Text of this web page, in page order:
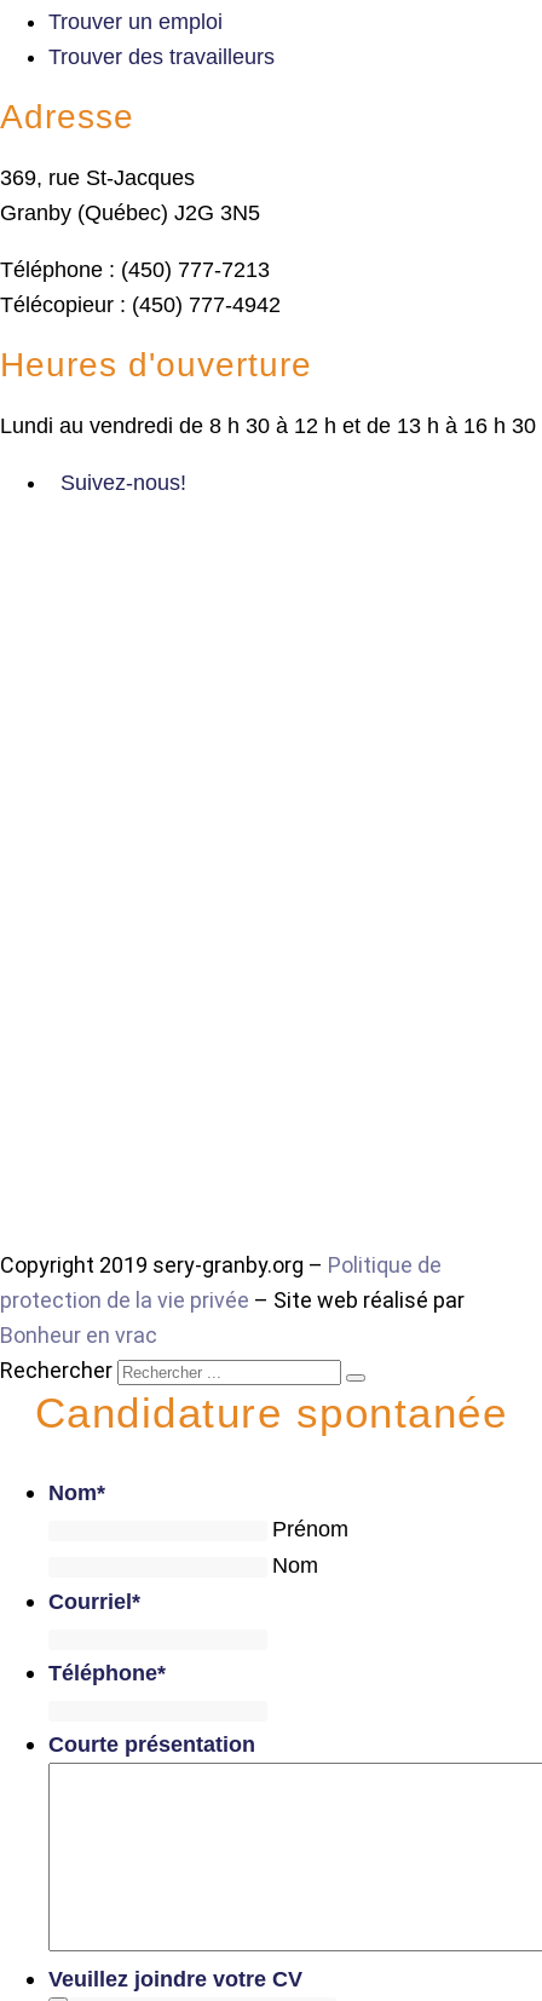
Trouver un emploi
Trouver des travailleurs
Adresse
369, rue St-Jacques
Granby (Québec) J2G 3N5
Téléphone : (450) 777-7213
Télécopieur : (450) 777-4942
Heures d'ouverture
Lundi au vendredi de 8 h 30 à 12 h et de 13 h à 16 h 30
Suivez-nous!
Copyright 2019 sery-granby.org – Politique de
protection de la vie privée – Site web réalisé par
Bonheur en vrac
Rechercher
Candidature spontanée
Nom*
Prénom
Nom
Courriel*
Téléphone*
Courte présentation
Veuillez joindre votre CV